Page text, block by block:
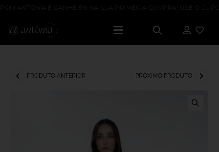
ANTONIA E GANHE 5% NA SUA PRIMEIRA COMPRA! USE O
PRODUTO ANTERIOR PRÓXIMO PRODUTO